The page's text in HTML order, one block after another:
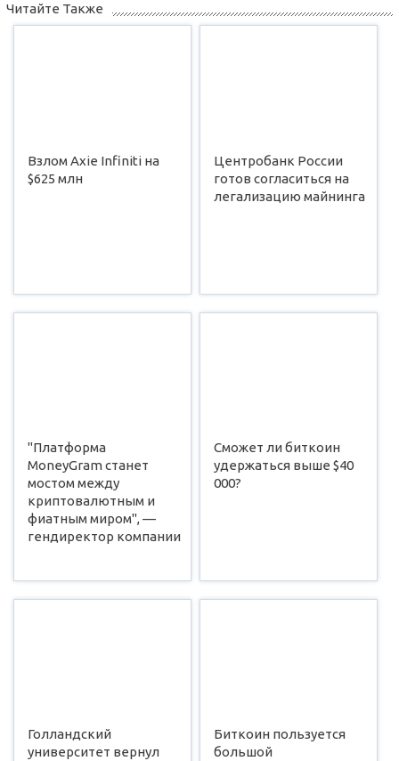
Читайте Также
Взлом Axie Infiniti на
$625 млн
Центробанк России
готов согласиться на
легализацию майнинга
"Платформа
MoneyGram станет
мостом между
криптовалютным и
фиатным миром", —
гендиректор компании
Сможет ли биткоин
удержаться выше $40
000?
Голландский
университет вернул
Биткоин пользуется
большой